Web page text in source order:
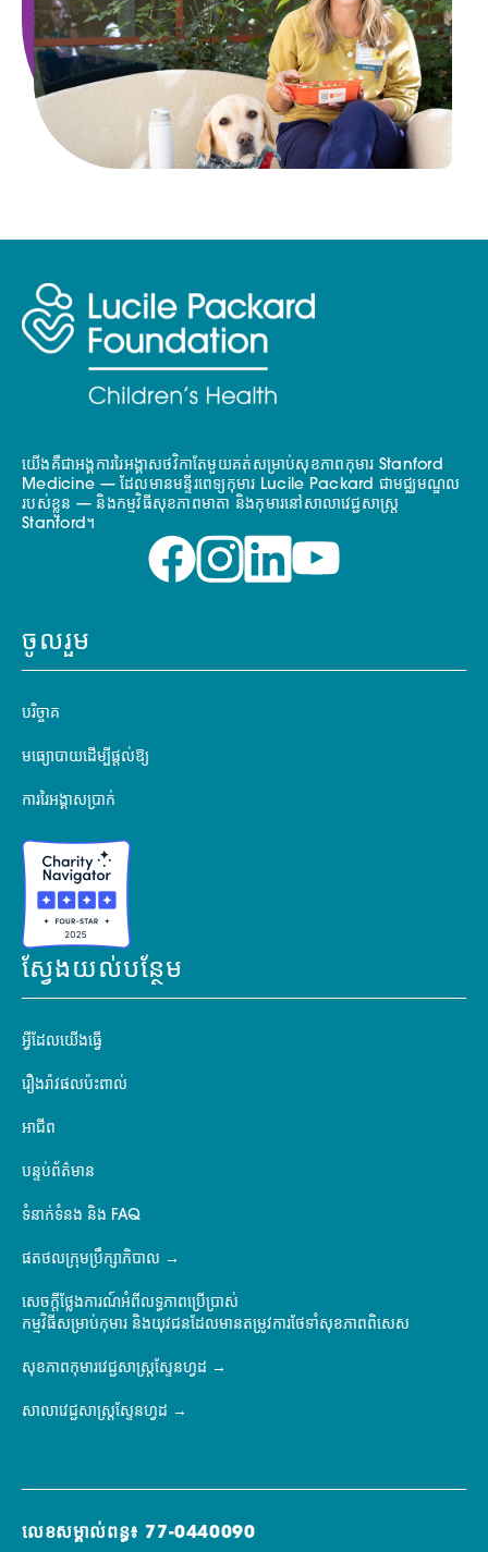
យើងគឺជាអង្គការរៃអង្គាសថវិកាតែមួយគត់សម្រាប់សុខភាពកុមារ Stanford
Medicine — ដែលមានមន្ទីរពេទ្យកុមារ Lucile Packard ជាមជ្ឈមណ្ឌល
របស់ខ្លួន — និងកម្មវិធីសុខភាពមាតា និងកុមារនៅសាលាវេជ្ជសាស្ត្រ
Stanford។
ចូលរួម
បរិច្ចាគ
មធ្យោបាយដើម្បីផ្តល់ឱ្យ
ការរៃអង្គាសប្រាក់
ស្វែងយល់បន្ថែម
អ្វីដែលយើងធ្វើ
រឿងរ៉ាវផលប៉ះពាល់
អាជីព
បន្ទប់ព័ត៌មាន
ទំនាក់ទំនង និង FAQ
ផតថលក្រុមប្រឹក្សាភិបាល
សេចក្តីថ្លែងការណ៍អំពីលទ្ធភាពប្រើប្រាស់
កម្មវិធីសម្រាប់កុមារ និងយុវជនដែលមានតម្រូវការថែទាំសុខភាពពិសេស
សុខភាពកុមារវេជ្ជសាស្ត្រស្ទែនហ្វដ
សាលាវេជ្ជសាស្ត្រស្ទែនហ្វដ
លេខសម្គាល់ពន្ធ៖ 77-0440090